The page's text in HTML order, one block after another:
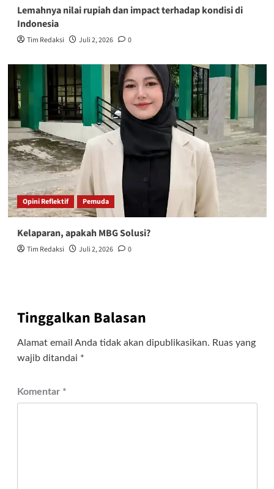
Lemahnya nilai rupiah dan impact terhadap kondisi di
Indonesia
Tim Redaksi Juli 2, 2026 0
Opini Reflektif Pemuda
Kelaparan, apakah MBG Solusi?
Tim Redaksi Juli 2, 2026 0
Tinggalkan Balasan
Alamat email Anda tidak akan dipublikasikan. Ruas yang
wajib ditandai *
Komentar *